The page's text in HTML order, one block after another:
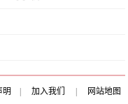
明 加入我们
网站地图